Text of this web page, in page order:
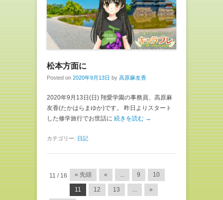
松本方面に
Posted on 2020年9月13日 by 高原麻友香
2020年9月13日(日) 翔愛学園の事務員、高原麻
友香(たかはらまゆか)です。 昨日よりスタート
した修学旅行でお世話に 続きを読む →
カテゴリー: 日記
投稿ナビゲーション
11 / 16 « 先頭 « ... 9 10
11 12 13 ... »